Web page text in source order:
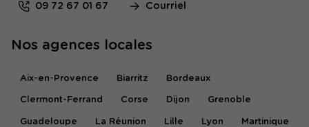
09 72 67 01 67 Courriel
Nos agences locales
Aix-en-Provence Biarritz Bordeaux
Clermont-Ferrand Corse Dijon Grenoble
Guadeloupe La Réunion Lille Lyon Martinique